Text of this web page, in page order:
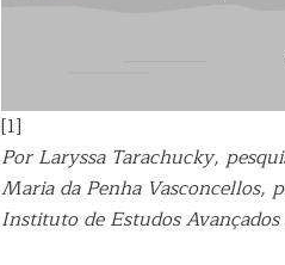
[1]
Por Laryssa Tarachucky,
Maria da Penha Vasconcellos,
Instituto de Estudos Avançados